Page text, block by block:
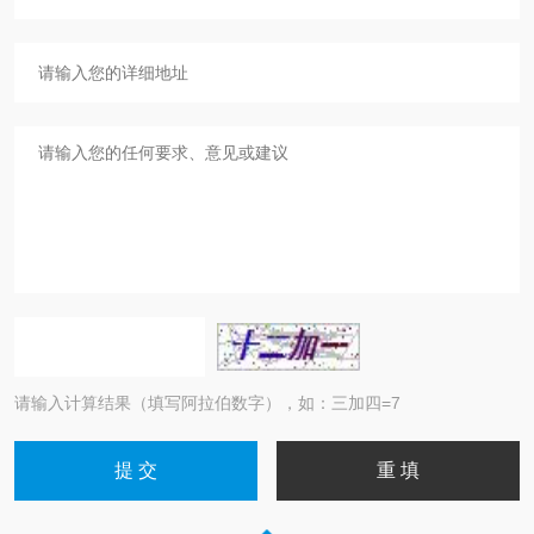
请输入计算结果（填写阿拉伯数字），如：三加四=7